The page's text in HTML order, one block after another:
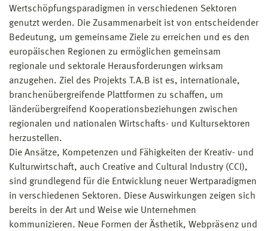
Wertschöpfungsparadigmen in verschiedenen Sektoren
genutzt werden. Die Zusammenarbeit ist von entscheidender
Bedeutung, um gemeinsame Ziele zu erreichen und es den
europäischen Regionen zu ermöglichen gemeinsam
regionale und sektorale Herausforderungen wirksam
anzugehen. Ziel des Projekts T.A.B ist es, internationale,
branchenübergreifende Plattformen zu schaffen, um
länderübergreifend Kooperationsbeziehungen zwischen
regionalen und nationalen Wirtschafts- und Kultursektoren
herzustellen.
Die Ansätze, Kompetenzen und Fähigkeiten der Kreativ- und
Kulturwirtschaft, auch Creative and Cultural Industry (CCI),
sind grundlegend für die Entwicklung neuer Wertparadigmen
in verschiedenen Sektoren. Diese Auswirkungen zeigen sich
bereits in der Art und Weise wie Unternehmen
kommunizieren. Neue Formen der Ästhetik, Webpräsenz und